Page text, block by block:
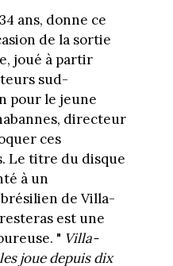
ans, donne ce
de la sortie
joué à partir
sud-
pour le jeune
directeur
ces
Le titre du disque
à un
de Villa-
est une
" Villa-
joue depuis dix